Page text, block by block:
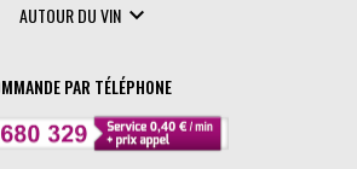
AUTOUR DU VIN 
PAR TÉLÉPHONE